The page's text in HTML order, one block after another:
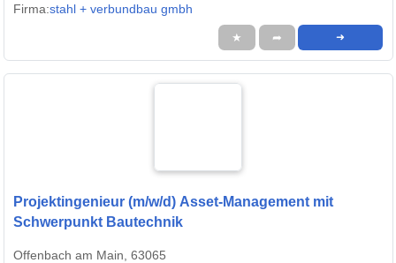
Firma:stahl + verbundbau gmbh
★ ➦ ➜
Projektingenieur (m/w/d) Asset-Management mit
Schwerpunkt Bautechnik
Offenbach am Main, 63065